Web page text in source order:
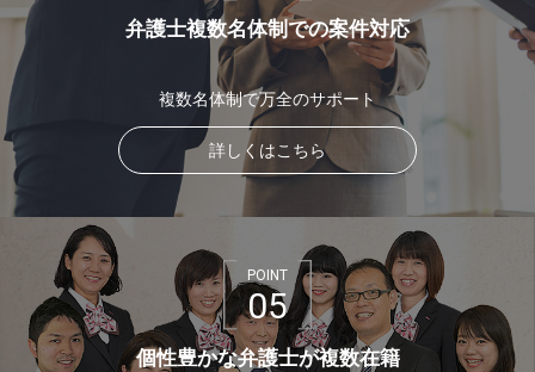
弁護士複数名体制での案件対応
複数名体制で万全のサポート
詳しくはこちら
POINT
05
個性豊かな弁護士が複数在籍